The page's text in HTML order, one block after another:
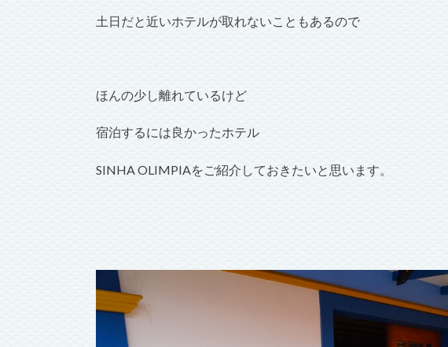
土日だと近いホテルが取れないこともあるので
ほんの少し離れているけど
宿泊するには良かったホテル
SINHA OLIMPIAをご紹介しておきたいと思います。